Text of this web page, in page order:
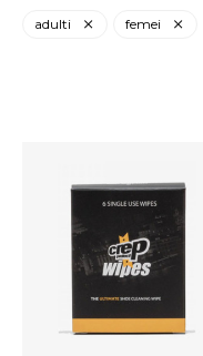
adulti femei